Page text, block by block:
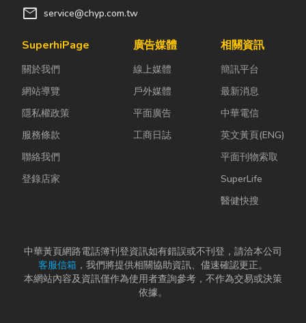
mail service@chyp.com.tw
SuperhiPage
關於我們
網站導覽
隱私權政策
服務條款
聯絡我們
登錄店家
廣告媒體
線上媒體
戶外媒體
平面廣告
工商日誌
相關資訊
簡訊平台
最新消息
中華電信
英文黃頁(ENG)
平面刊物索取
SuperLife
醫健快搜
中華黃頁網路電話簿刊登資訊如有錯誤或不刊登，請洽本公司
客服信箱 ，我們將提供相關協助資訊、儘速確認更正。
本網站內容及資訊僅作為使用者查詢參考，不作為交易或決策
依據。